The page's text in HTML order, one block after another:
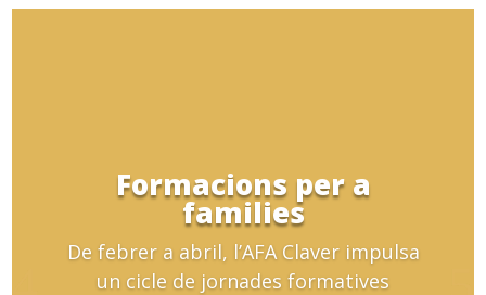
Formacions per a
families
De febrer a abril, l’AFA Claver impulsa
un cicle de jornades formatives